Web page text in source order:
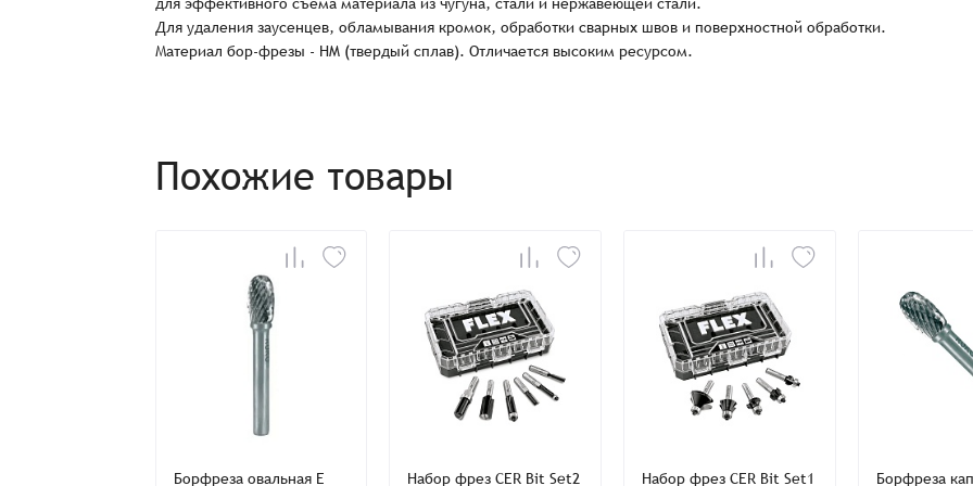
E-mail*
обязательное поле
Email
E-mail*
Пароль*
Заказ успешно оформлен
Наименование
ИТОГО:
Восстановление пароля
Введите электронный адрес.
На него придет письмо со ссылкой для
E-mail*
для эффективного съема материала из чугуна, стали и нержавеющей стали.
Для удаления заусенцев, обламывания кромок, обработки сварных швов и поверхностной обработки.
Материал бор-фрезы - HM (твердый сплав). Отличается высоким ресурсом.
Похожие товары
Борфреза овальная E
Набор фрез CER Bit Set2
Набор фрез CER Bit Set1
Борфреза